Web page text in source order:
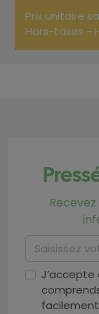
Prix unitaire
Hors-taxes -